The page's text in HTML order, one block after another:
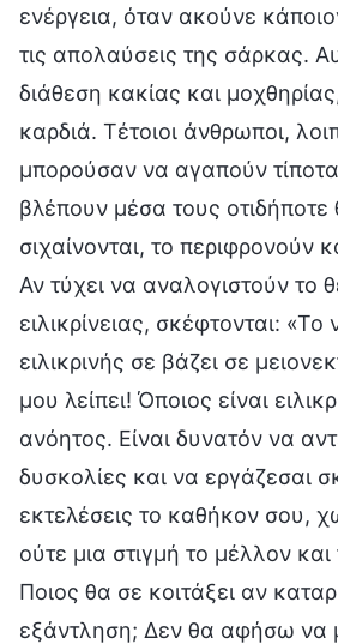
ενέργεια, όταν ακούνε
τις απολαύσεις της σάρκας.
διάθεση κακίας και
καρδιά. Τέτοιοι άνθρωποι,
μπορούσαν να αγαπούν
βλέπουν μέσα τους οτιδήποτε
σιχαίνονται, το περιφρονούν
Αν τύχει να αναλογιστούν το
ειλικρίνειας, σκέφτονται: «Το
ειλικρινής σε βάζει σε
μου λείπει! Όποιος είναι
ανόητος. Είναι δυνατόν να
δυσκολίες και να εργάζεσαι
εκτελέσεις το καθήκον σου,
ούτε μια στιγμή το μέλλον
Ποιος θα σε κοιτάξει αν
εξάντληση; Δεν θα αφήσω να